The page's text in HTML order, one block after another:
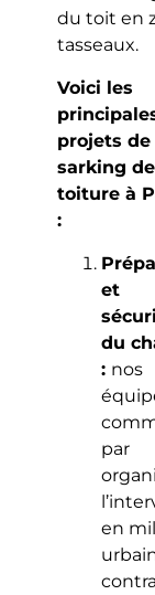
du toit en
tasseaux.
Voici les
projets de
sarking de
toiture à
:
et
du
: nos
par
en